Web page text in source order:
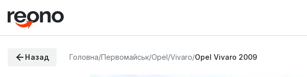
Назад Головна/Первомайськ/Opel/Vivaro/Opel Vivaro 2009